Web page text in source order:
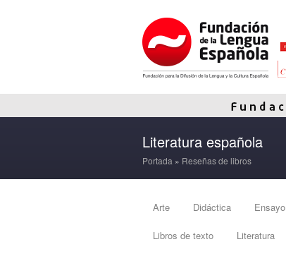
Literatura española
Portada » Reseñas de libros
Arte Didáctica Ensayo
Libros de texto Literatura